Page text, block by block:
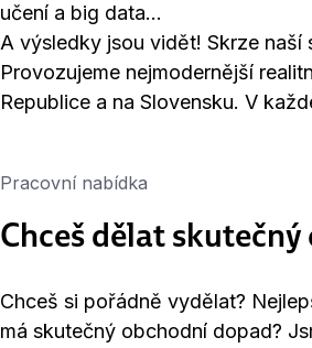
učení a big data…
A výsledky jsou vidět! Skrze
Provozujeme nejmodernější
Republice a na Slovensku. V
Pracovní nabídka
Chceš dělat
Chceš si pořádně vydělat?
má skutečný obchodní dopad?